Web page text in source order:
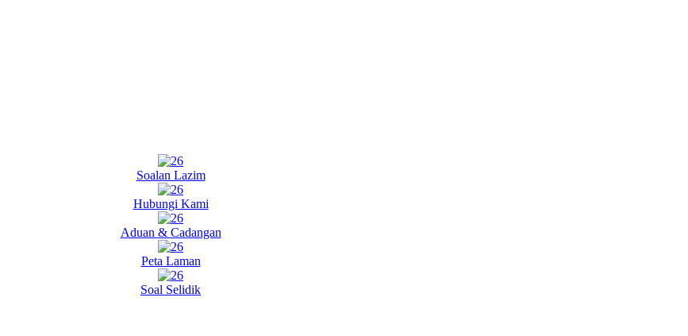
Soalan Lazim
Hubungi Kami
Aduan & Cadangan
Peta Laman
Soal Selidik